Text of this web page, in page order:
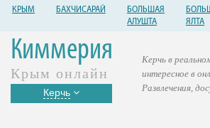
КРЫМ БАХЧИСАРАЙ
БОЛЬШАЯ
АЛУШТА
ЯЛТА
Киммерия
Крым онлайн
Керчь
Керчь в
интересное в
Развлечения,